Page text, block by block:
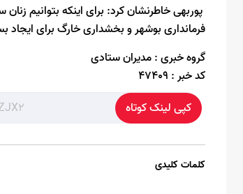
پوربهی خاطرنشان کرد: برای اینکه بتوانیم
فرمانداری‌ بوشهر و بخشداری خارگ برای ایجاد
گروه خبری :مدیران ستادی
کد خبر : 47409
کپی لینک کوتاه
کلمات کلیدی